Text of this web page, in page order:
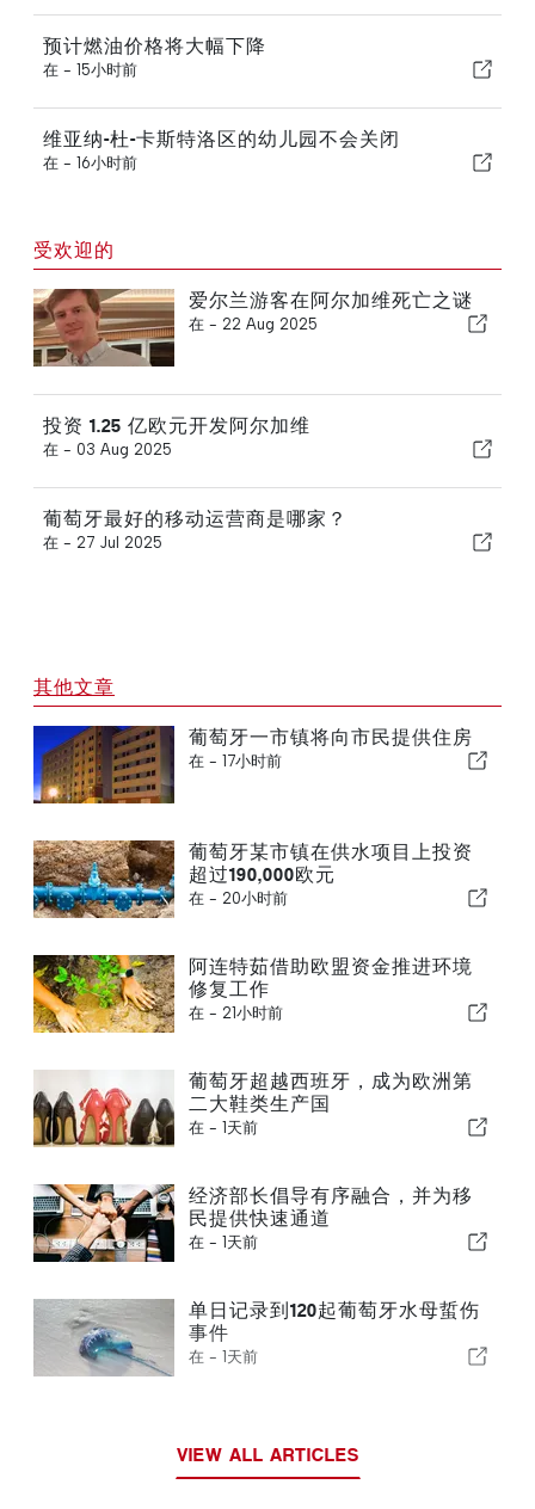
预计燃油价格将大幅下降
在 - 15小时前
维亚纳-杜-卡斯特洛区的幼儿园不会关闭
在 - 16小时前
受欢迎的
爱尔兰游客在阿尔加维死亡之谜
在 - 22 Aug 2025
投资 1.25 亿欧元开发阿尔加维
在 - 03 Aug 2025
葡萄牙最好的移动运营商是哪家？
在 - 27 Jul 2025
其他文章
葡萄牙一市镇将向市民提供住房
在 - 17小时前
葡萄牙某市镇在供水项目上投资
超过190,000欧元
在 - 20小时前
阿连特茹借助欧盟资金推进环境
修复工作
在 - 21小时前
葡萄牙超越西班牙，成为欧洲第
二大鞋类生产国
在 - 1天前
经济部长倡导有序融合，并为移
民提供快速通道
在 - 1天前
单日记录到120起葡萄牙水母蜇伤
事件
在 - 1天前
VIEW ALL ARTICLES